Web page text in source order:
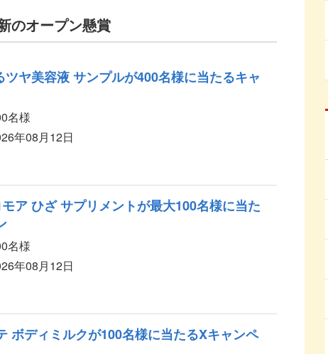
のオープン懸賞
ヤ美容液 サンプルが400名様に当たるキャ
名様
年08月12日
ア ひざ サプリメントが最大100名様に当た
名様
年08月12日
ボディミルクが100名様に当たるXキャンペ